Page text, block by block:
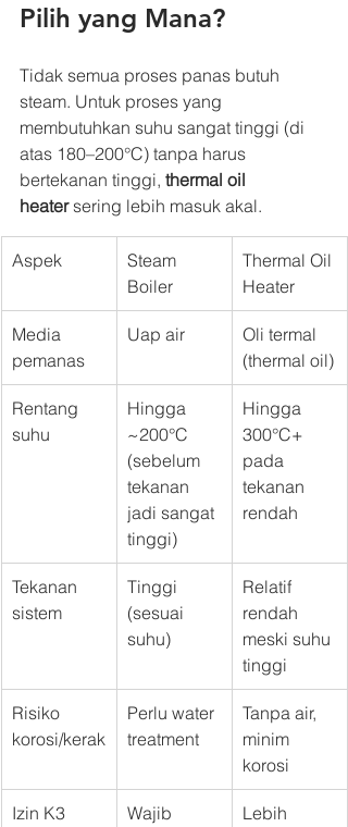
Pilih yang Mana?
Tidak semua proses panas butuh
steam. Untuk proses yang
membutuhkan suhu sangat tinggi (di
atas 180–200°C) tanpa harus
bertekanan tinggi, thermal oil
heater sering lebih masuk akal.
Aspek
Steam
Boiler
Thermal Oil
Heater
Media
pemanas
Uap air
Oli termal
(thermal oil)
Rentang
suhu
Hingga
~200°C
(sebelum
tekanan
jadi sangat
tinggi)
Hingga
300°C+
pada
tekanan
rendah
Tekanan
sistem
Tinggi
(sesuai
suhu)
Relatif
rendah
meski suhu
tinggi
Risiko
korosi/kerak
Perlu water
treatment
Tanpa air,
minim
korosi
Izin K3
Wajib
Lebih